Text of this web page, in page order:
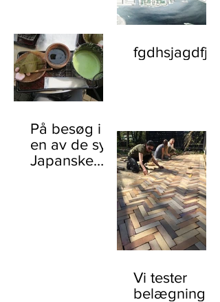
fgdhsjagdfj
På besøg i
en av de syv
Japanske
Keramiklands
Vi tester
belægninger